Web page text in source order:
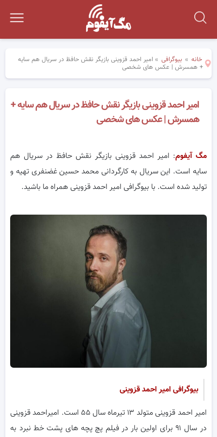
خانه » بیوگرافی » امیر احمد قزوینی بازیگر نقش حافظ در سریال هم سایه
+ همسرش | عکس های شخصی
امیر احمد قزوینی بازیگر نقش حافظ در سریال هم سایه +
همسرش | عکس های شخصی
مگ آیفوم: امیر احمد قزوینی بازیگر نقش حافظ در سریال هم
سایه است. این سریال به کارگردانی محمد حسین غضنفری تهیه و
تولید شده است. با بیوگرافی امیر احمد قزوینی همراه ما باشید.
بیوگرافی امیر احمد قزوینی
امیر احمد قزوینی متولد ۱۳ تیرماه سال ۵۵ است. امیراحمد قزوینی
در سال ۹۱ برای اولین بار در فیلم پچ پچه های پشت خط نبرد به